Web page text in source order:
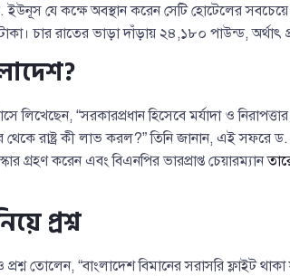
ড. ইউনূস যে কক্ষে অবস্থান করেন সেটি হোটেলের
চার রাতের ভাড়া দাঁড়ায় ২৪,১৮০ পাউন্ড, অর্থাৎ
লিখেছেন, “সরকারপ্রধান হিসেবে মর্যাদা ও
রাষ্ট্র কী লাভ করল?” তিনি জানান, এই সফরে ড.
গ্রহণ করেন এবং বিএনপির ভারপ্রাপ্ত চেয়ারম্যান
প্রশ্ন
তোলেন, “বাংলাদেশ বিমানের সরাসরি ফ্লাইট